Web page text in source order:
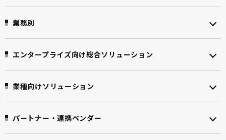
業務別
エンタープライズ向け総合ソリューション
業種向けソリューション
パートナー・連携ベンダー